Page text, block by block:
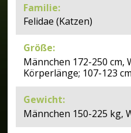
Familie:
Felidae (Katzen)
Größe:
Männchen 172-250 cm,
Körperlänge; 107-123
Gewicht:
Männchen 150-225 kg,